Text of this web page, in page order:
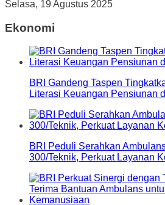
Selasa, 19 Agustus 2025
Ekonomi
BRI Gandeng Taspen
Literasi Keuangan Pensiunan
BRI Peduli Serahkan
300/Teknik, Perkuat Layanan